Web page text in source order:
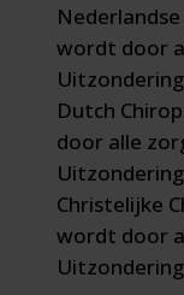
wordt door
Dutch
door alle
Christelijke
wordt door